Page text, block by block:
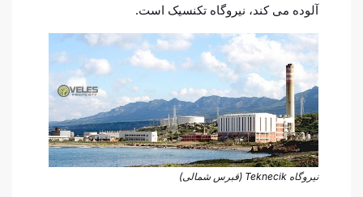
آلوده می کند، نیروگاه تکنسیک است.
نیروگاه Teknecik (قبرس شمالی)